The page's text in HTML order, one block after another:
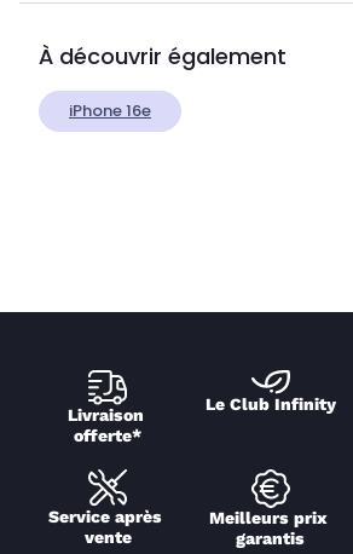
À découvrir également
iPhone 16e
Livraison
offerte*
Le Club Infinity
Service après
vente
Meilleurs prix
garantis